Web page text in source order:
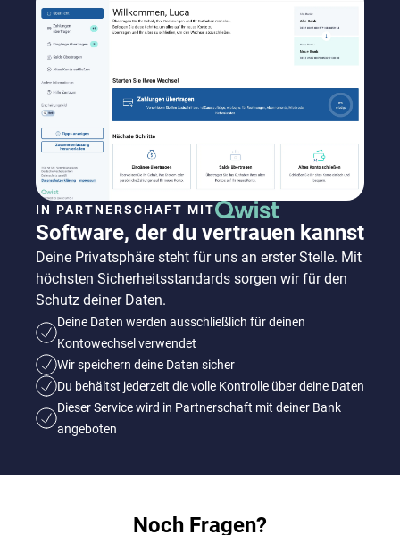
IN PARTNERSCHAFT MIT
Software, der du vertrauen kannst
Deine Privatsphäre steht für uns an erster Stelle. Mit
höchsten Sicherheitsstandards sorgen wir für den
Schutz deiner Daten.
Deine Daten werden ausschließlich für deinen
Kontowechsel verwendet
Wir speichern deine Daten sicher
Du behältst jederzeit die volle Kontrolle über deine Daten
Dieser Service wird in Partnerschaft mit deiner Bank
angeboten
Noch Fragen?